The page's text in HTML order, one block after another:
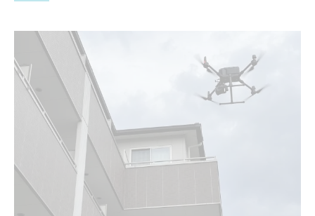
外壁調査で得られる最新情報とその活用法
ドローン導入による外壁塗装費用削減のポ
イント
ドローン調査が外壁修繕計画に与える影響
外壁塗装の品質を左右する調査精度の違い
屋根や外壁調査にドローンを選択する利点とは
ドローン活用で屋根・外壁調査の危険を回